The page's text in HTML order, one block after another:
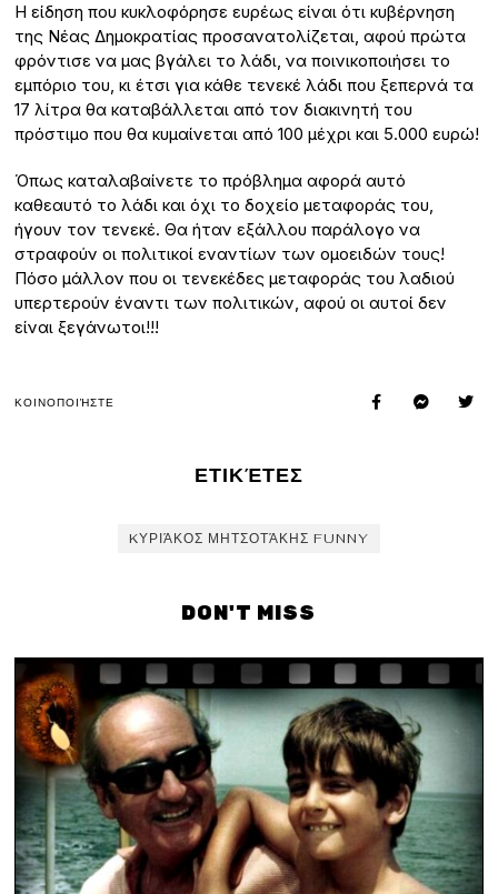
Η είδηση που κυκλοφόρησε ευρέως είναι ότι κυβέρνηση
της Νέας Δημοκρατίας προσανατολίζεται, αφού πρώτα
φρόντισε να μας βγάλει το λάδι, να ποινικοποιήσει το
εμπόριο του, κι έτσι για κάθε τενεκέ λάδι που ξεπερνά τα
17 λίτρα θα καταβάλλεται από τον διακινητή του
πρόστιμο που θα κυμαίνεται από 100 μέχρι και 5.000 ευρώ!
Όπως καταλαβαίνετε το πρόβλημα αφορά αυτό
καθεαυτό το λάδι και όχι το δοχείο μεταφοράς του,
ήγουν τον τενεκέ. Θα ήταν εξάλλου παράλογο να
στραφούν οι πολιτικοί εναντίων των ομοειδών τους!
Πόσο μάλλον που οι τενεκέδες μεταφοράς του λαδιού
υπερτερούν έναντι των πολιτικών, αφού οι αυτοί δεν
είναι ξεγάνωτοι!!!
ΚΟΙΝΟΠΟΙΉΣΤΕ
ΕΤΙΚΈΤΕΣ
KΥΡΙΆΚΟΣ ΜΗΤΣΟΤΆΚΗΣ FUNNY
DON'T MISS